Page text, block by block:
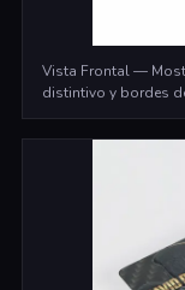
Vista Frontal —
distintivo y bordes